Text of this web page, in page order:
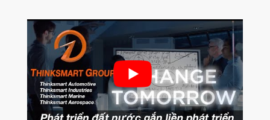
Máy In 3D Để Bàn Formlabs U.S.
Máy In 3D SLA Công Nghiệp
Máy in 3D EOS
Máy in 3D nhựa PEEK EXT 220
MED | 3D SYSTEM
Máy In 3D FDM Để Bàn & Công